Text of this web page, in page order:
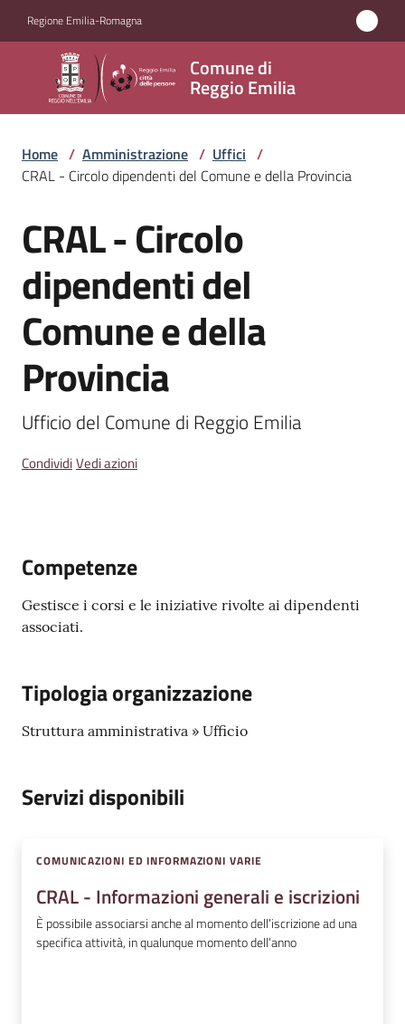
Regione Emilia-Romagna
Comune di
Reggio Emilia
Comune
di
Reggio
Emilia
Amministrazione
Menu selezionato
Servizi
Novità
Vivere
Reggio
Emilia
argomenti
T
i
s
m
E
Home / Amministrazione / Uffici /
CRAL - Circolo dipendenti del Comune e della Provincia
Salta al contenuto
CRAL - Circolo
dipendenti del
Comune e della
Provincia
Ufficio del Comune di Reggio Emilia
CondividiVedi azioni
Competenze
Gestisce i corsi e le iniziative rivolte ai dipendenti
associati.
Tipologia organizzazione
Struttura amministrativa » Ufficio
Servizi disponibili
COMUNICAZIONI ED INFORMAZIONI VARIE
CRAL - Informazioni generali e iscrizioni
È possibile associarsi anche al momento dell’iscrizione ad una
specifica attività, in qualunque momento dell’anno